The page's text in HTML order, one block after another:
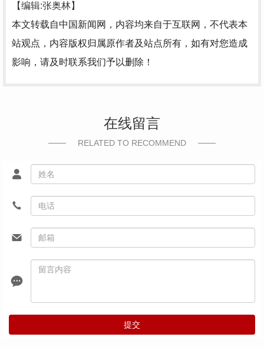
【编辑:张奥林】
本文转载自中国新闻网，内容均来自于互联网，不代表本
站观点，内容版权归属原作者及站点所有，如有对您造成
影响，请及时联系我们予以删除！
在线留言
RELATED TO RECOMMEND
提交